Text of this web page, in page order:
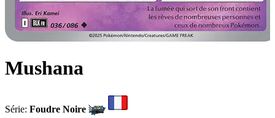
Mushana
Série: Foudre Noire